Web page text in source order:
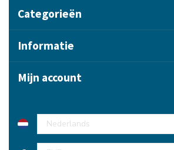
Categorieën
Informatie
Mijn account